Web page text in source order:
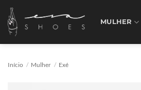
Skip
content
MULHER
Início / Mulher / Exé